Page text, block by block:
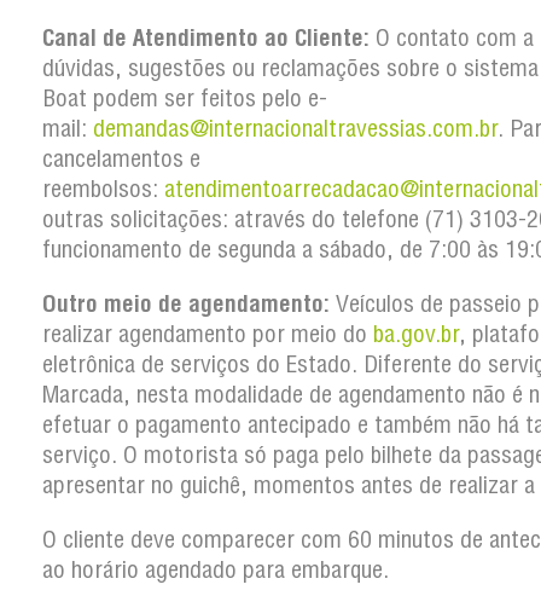
Canal de Atendimento ao Cliente: O contato com a
dúvidas, sugestões ou reclamações sobre o
Boat podem ser feitos pelo e-
mail: demandas@internacionaltravessias.com.br.
cancelamentos e
reembolsos:
outras solicitações: através do telefone (71) 3103-
funcionamento de segunda a sábado, de 7:00 às
Outro meio de agendamento: Veículos de passeio
realizar agendamento por meio do ba.gov.br,
eletrônica de serviços do Estado. Diferente do
Marcada, nesta modalidade de agendamento não é
efetuar o pagamento antecipado e também não há
serviço. O motorista só paga pelo bilhete da
apresentar no guichê, momentos antes de realizar
O cliente deve comparecer com 60 minutos de
ao horário agendado para embarque.